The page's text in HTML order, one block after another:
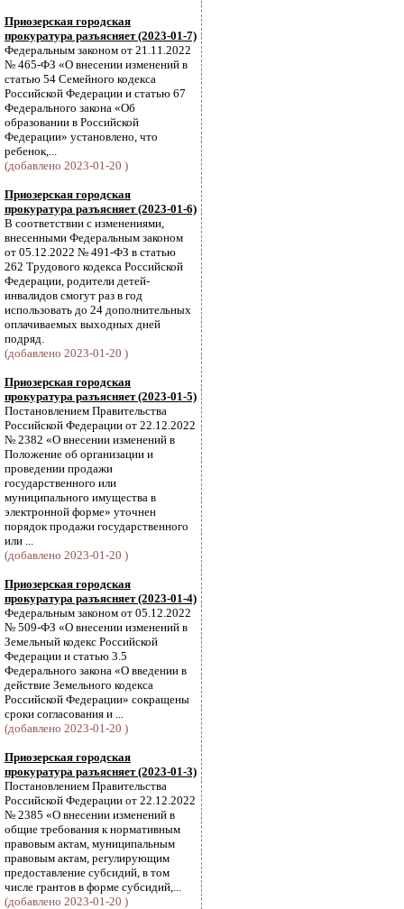
Приозерская городская
прокуратура разъясняет (2023-01-7)
Федеральным законом от 21.11.2022
№ 465-ФЗ «О внесении изменений в
статью 54 Семейного кодекса
Российской Федерации и статью 67
Федерального закона «Об
образовании в Российской
Федерации» установлено, что
ребенок,...
(добавлено 2023-01-20 )
Приозерская городская
прокуратура разъясняет (2023-01-6)
В соответствии с изменениями,
внесенными Федеральным законом
от 05.12.2022 № 491-ФЗ в статью
262 Трудового кодекса Российской
Федерации, родители детей-
инвалидов смогут раз в год
использовать до 24 дополнительных
оплачиваемых выходных дней
подряд.
(добавлено 2023-01-20 )
Приозерская городская
прокуратура разъясняет (2023-01-5)
Постановлением Правительства
Российской Федерации от 22.12.2022
№ 2382 «О внесении изменений в
Положение об организации и
проведении продажи
государственного или
муниципального имущества в
электронной форме» уточнен
порядок продажи государственного
или ...
(добавлено 2023-01-20 )
Приозерская городская
прокуратура разъясняет (2023-01-4)
Федеральным законом от 05.12.2022
№ 509-ФЗ «О внесении изменений в
Земельный кодекс Российской
Федерации и статью 3.5
Федерального закона «О введении в
действие Земельного кодекса
Российской Федерации» сокращены
сроки согласования и ...
(добавлено 2023-01-20 )
Приозерская городская
прокуратура разъясняет (2023-01-3)
Постановлением Правительства
Российской Федерации от 22.12.2022
№ 2385 «О внесении изменений в
общие требования к нормативным
правовым актам, муниципальным
правовым актам, регулирующим
предоставление субсидий, в том
числе грантов в форме субсидий,...
(добавлено 2023-01-20 )